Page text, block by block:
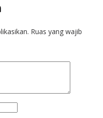
Ruas yang wajib